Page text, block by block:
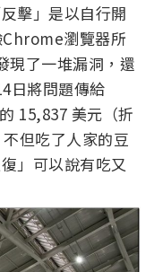
擊」是以自行開
瀏覽器所
現了一堆漏洞，還
日將問題傳給
15,837 美元（折
但吃了人家的豆
」可以說有吃又